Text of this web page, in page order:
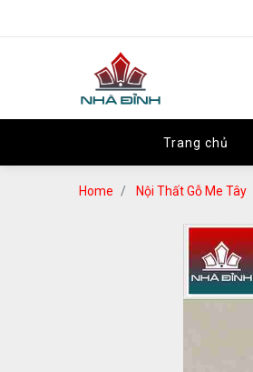
Trang chủ
Trang chủ
Home Nội Thất Gỗ Me Tây